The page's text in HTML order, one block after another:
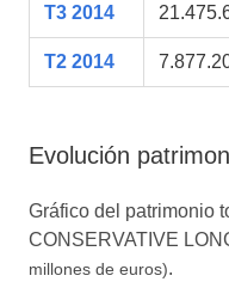
T3 2014
T2 2014
Evolución
Gráfico del patrimonio
CONSERVATIVE
millones de euros).